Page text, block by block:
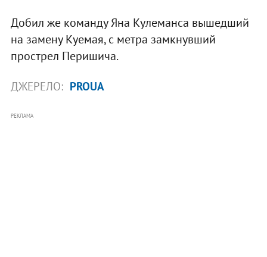
Добил же команду Яна Кулеманса вышедший
на замену Куемая, с метра замкнувший
прострел Перишича.
ДЖЕРЕЛО: PROUA
РЕКЛАМА